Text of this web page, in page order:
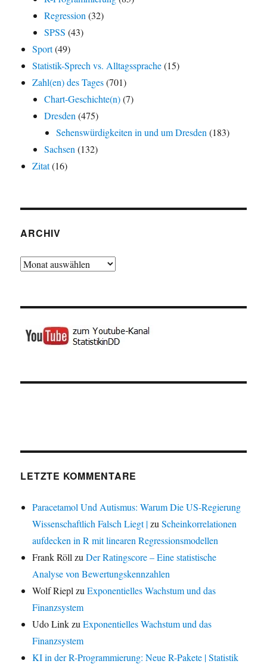
Regression (32)
SPSS (43)
Sport(49)
Statistik-Sprech vs. Alltagssprache(15)
Zahl(en) des Tages(701)
Chart-Geschichte(n)(7)
Dresden (475)
Sehenswürdigkeiten in und um Dresden (183)
Sachsen (132)
Zitat(16)
ARCHIV
Archiv
LETZTE KOMMENTARE
Paracetamol Und Autismus: Warum Die US-Regierung
Wissenschaftlich Falsch Liegt |zuScheinkorrelationen
aufdecken in R mit linearen Regressionsmodellen
Frank Röll zuDer Ratingscore – Eine statistische
Analyse von Bewertungskennzahlen
Wolf Riepl zuExponentielles Wachstum und das
Finanzsystem
Udo LinkzuExponentielles Wachstum und das
Finanzsystem
KI in der R-Programmierung: Neue R-Pakete | Statistik